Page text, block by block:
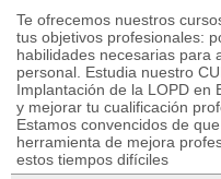
Te ofrecemos nuestros
tus objetivos profesionales:
habilidades necesarias para
personal. Estudia nuestro
Implantación de la LOPD en
y mejorar tu cualificación
Estamos convencidos de
herramienta de mejora
estos tiempos difíciles